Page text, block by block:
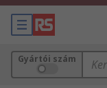
Gyártói szám